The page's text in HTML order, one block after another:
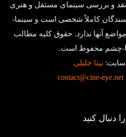
و بررسی سینمای مستقل و هنری
کاملاً شخصی است و سینما-
آنها ندارد. حقوق کلیه مطالب
چشم محفوظ است.
بیتا جلیلی
contact@cine-eye.net
دنبال کنید